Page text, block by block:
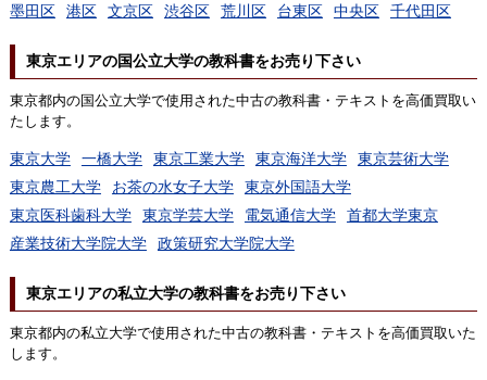
墨田区
港区 文京区 渋谷区 荒川区 台東区 中央区 千代田区
東京エリアの国公立大学の教科書をお売り下さい
東京都内の国公立大学で使用された中古の教科書・テキストを高価買取い
たします。
東京大学 一橋大学 東京工業大学 東京海洋大学
東京芸術大学
東京農工大学
お茶の水女子大学
東京外国語大学
東京医科歯科大学
東京学芸大学 電気通信大学
首都大学東京
産業技術大学院大学
政策研究大学院大学
東京エリアの私立大学の教科書をお売り下さい
東京都内の私立大学で使用された中古の教科書・テキストを高価買取いた
します。